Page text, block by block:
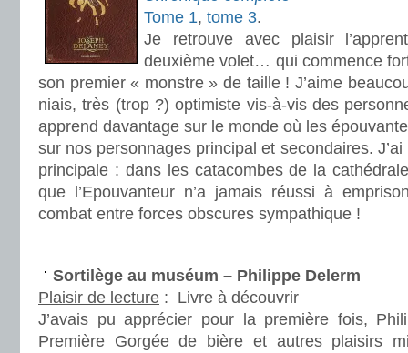
Tome 1, tome 3.
Je retrouve avec plaisir
deuxième volet… qui commence
son premier « monstre » de taille ! J’aime
niais, très (trop ?) optimiste vis-à-vis des
apprend davantage sur le monde où les
sur nos personnages principal et secondaires. J’ai
principale : dans les catacombes de la
que l’Epouvanteur n’a jamais réussi à
combat entre forces obscures sympathique !
Sortilège au muséum – Philippe Delerm
Plaisir de lecture : Livre à découvrir
J’avais pu apprécier pour la première fois,
Première Gorgée de bière et autres plaisirs